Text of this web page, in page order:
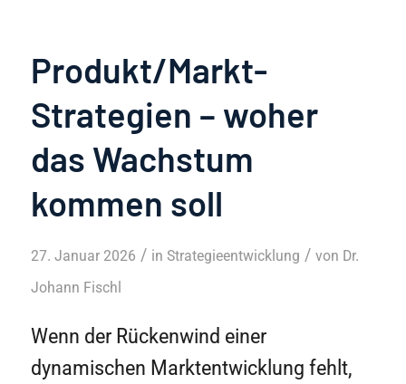
Produkt/Markt-
Strategien – woher
das Wachstum
kommen soll
27. Januar 2026 / in Strategieentwicklung / von Dr.
Johann Fischl
Wenn der Rückenwind einer
dynamischen Marktentwicklung fehlt,